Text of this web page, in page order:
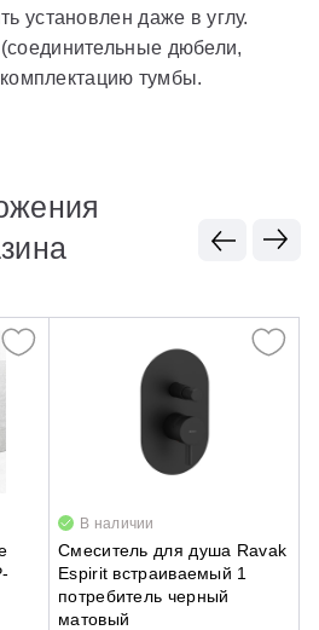
установлен даже в углу.
дюбели,
тумбы.
В наличии
Смеситель для душа Ravak
Espirit встраиваемый 1
потребитель черный
матовый